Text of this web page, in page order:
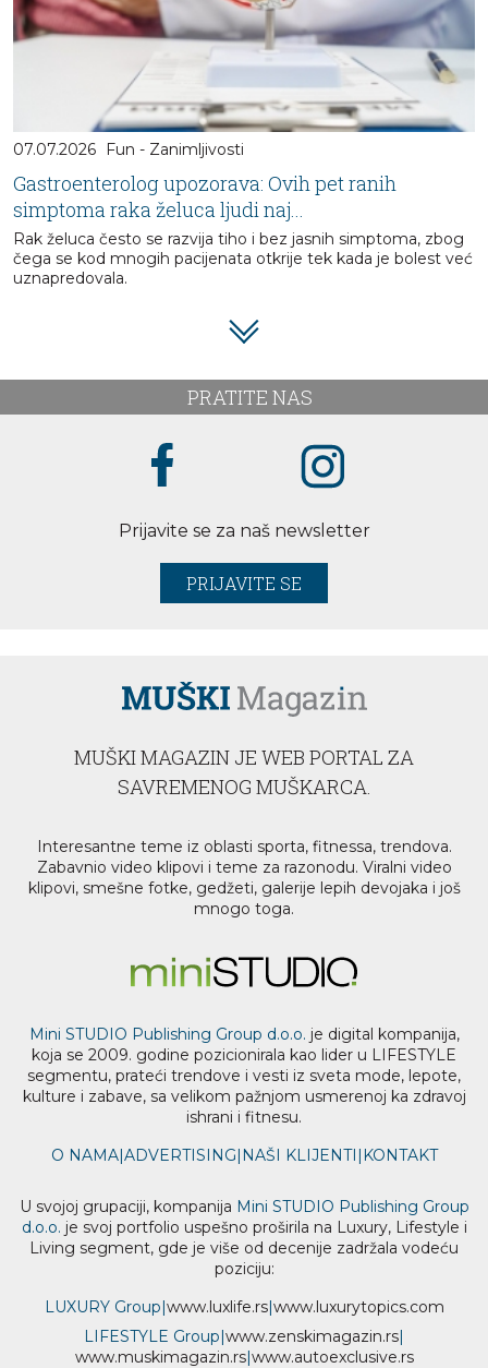
07.07.2026 Fun - Zanimljivosti
Gastroenterolog upozorava: Ovih pet ranih
simptoma raka želuca ljudi naj...
Rak želuca često se razvija tiho i bez jasnih simptoma, zbog
čega se kod mnogih pacijenata otkrije tek kada je bolest već
uznapredovala.
PRATITE NAS
Prijavite se za naš newsletter
PRIJAVITE SE
MUŠKI MAGAZIN JE WEB PORTAL ZA
SAVREMENOG MUŠKARCA.
Interesantne teme iz oblasti sporta, fitnessa, trendova.
Zabavnio video klipovi i teme za razonodu. Viralni video
klipovi, smešne fotke, gedžeti, galerije lepih devojaka i još
mnogo toga.
Mini STUDIO Publishing Group d.o.o. je digital kompanija,
koja se 2009. godine pozicionirala kao lider u LIFESTYLE
segmentu, prateći trendove i vesti iz sveta mode, lepote,
kulture i zabave, sa velikom pažnjom usmerenoj ka zdravoj
ishrani i fitnesu.
O NAMA|ADVERTISING| NAŠI KLIJENTI | KONTAKT
U svojoj grupaciji, kompanija Mini STUDIO Publishing Group
d.o.o. je svoj portfolio uspešno proširila na Luxury, Lifestyle i
Living segment, gde je više od decenije zadržala vodeću
poziciju:
LUXURY Group|www.luxlife.rs|www.luxurytopics.com
LIFESTYLE Group|www.zenskimagazin.rs|
www.muskimagazin.rs|www.autoexclusive.rs